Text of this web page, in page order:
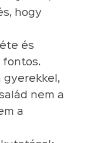
hogy
és
fontos.
gyerekkel,
nem a
a